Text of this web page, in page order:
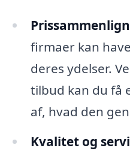
firmaer kan
deres ydelser.
tilbud kan du få
af, hvad den
Kvalitet og